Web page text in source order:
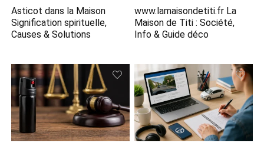
Asticot dans la Maison
Signification spirituelle,
Causes & Solutions
www.lamaisondetiti.fr​ La
Maison de Titi : Société,
Info & Guide déco